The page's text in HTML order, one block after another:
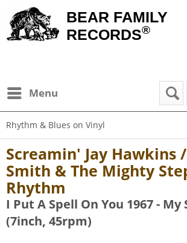
BEAR FAMILY
RECORDS®
Menu
Rhythm & Blues on Vinyl
Screamin' Jay Hawkins
Smith & The Mighty
Rhythm
I Put A Spell On You 1967 - My
(7inch, 45rpm)